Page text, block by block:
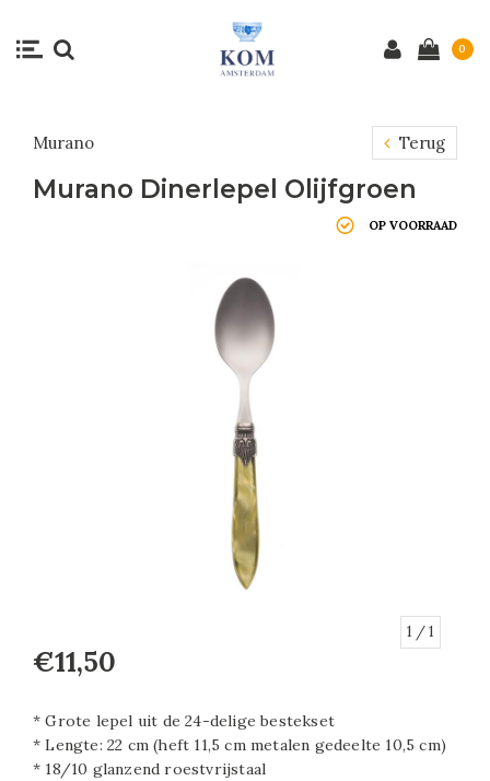
0
Murano Terug
Murano Dinerlepel Olijfgroen
OP VOORRAAD
1 / 1
€11,50
* Grote lepel uit de 24-delige bestekset
* Lengte: 22 cm (heft 11,5 cm metalen gedeelte 10,5 cm)
* 18/10 glanzend roestvrijstaal